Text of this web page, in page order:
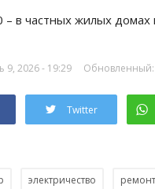
в частных жилых домах
9, 2026 - 19:29 Обновленный:
Twitter
электричество ремонт